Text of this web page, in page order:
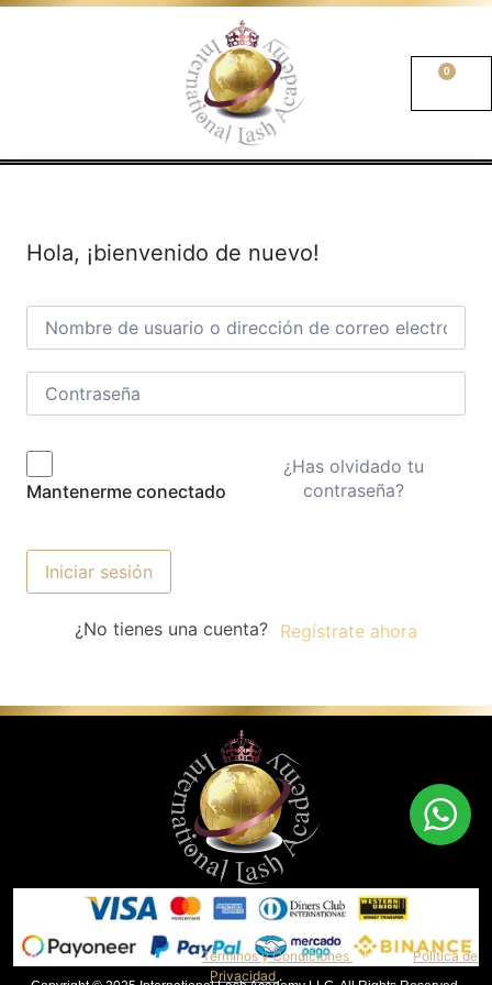
0
Hola, ¡bienvenido de nuevo!
Mantenerme conectado
¿Has olvidado tu
contraseña?
Iniciar sesión
¿No tienes una cuenta? Regístrate ahora
Al continuar, aceptas nuestrosTérminos y Condiciones y nuestraPolítica de
Privacidad .